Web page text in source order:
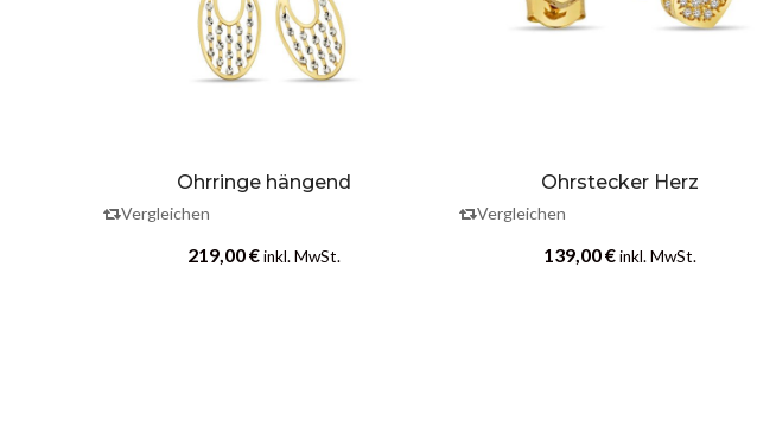
Ohrringe hängend
Vergleichen
219,00€ inkl. MwSt.
Ohrstecker Herz
Vergleichen
139,00€ inkl. MwSt.